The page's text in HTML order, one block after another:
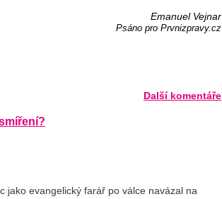
Emanuel Vejnar
Psáno pro Prvnizpravy.cz
Další komentáře
jako evangelický farář po válce navázal na